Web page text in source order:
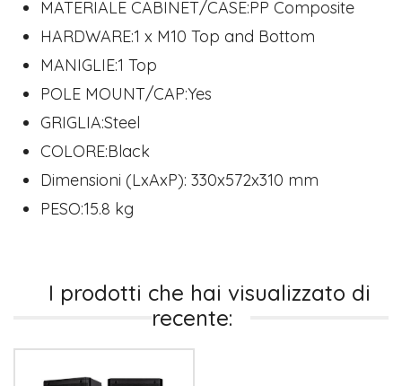
MATERIALE CABINET/CASE:PP Composite
HARDWARE:1 x M10 Top and Bottom
MANIGLIE:1 Top
POLE MOUNT/CAP:Yes
GRIGLIA:Steel
COLORE:Black
Dimensioni (LxAxP): 330x572x310 mm
PESO:15.8 kg
I prodotti che hai visualizzato di
recente: